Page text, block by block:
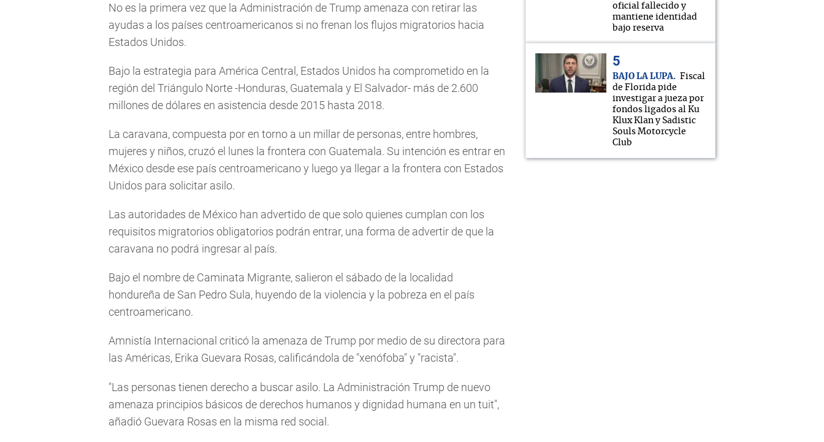
No es la primera vez que la Administración de Trump amenaza con retirar las
ayudas a los países centroamericanos si no frenan los flujos migratorios hacia
Estados Unidos.
Bajo la estrategia para América Central, Estados Unidos ha comprometido en la
región del Triángulo Norte -Honduras, Guatemala y El Salvador- más de 2.600
millones de dólares en asistencia desde 2015 hasta 2018.
La caravana, compuesta por en torno a un millar de personas, entre hombres,
mujeres y niños, cruzó el lunes la frontera con Guatemala. Su intención es entrar en
México desde ese país centroamericano y luego ya llegar a la frontera con Estados
Unidos para solicitar asilo.
Las autoridades de México han advertido de que solo quienes cumplan con los
requisitos migratorios obligatorios podrán entrar, una forma de advertir de que la
caravana no podrá ingresar al país.
Bajo el nombre de Caminata Migrante, salieron el sábado de la localidad
hondureña de San Pedro Sula, huyendo de la violencia y la pobreza en el país
centroamericano.
Amnistía Internacional criticó la amenaza de Trump por medio de su directora para
las Américas, Erika Guevara Rosas, calificándola de "xenófoba" y "racista".
"Las personas tienen derecho a buscar asilo. La Administración Trump de nuevo
amenaza principios básicos de derechos humanos y dignidad humana en un tuit",
añadió Guevara Rosas en la misma red social.
oficial fallecido y
mantiene identidad
bajo reserva
BAJO LA LUPA
Fiscal
de Florida pide
investigar a jueza por
fondos ligados al Ku
Klux Klan y Sadistic
Souls Motorcycle
Club